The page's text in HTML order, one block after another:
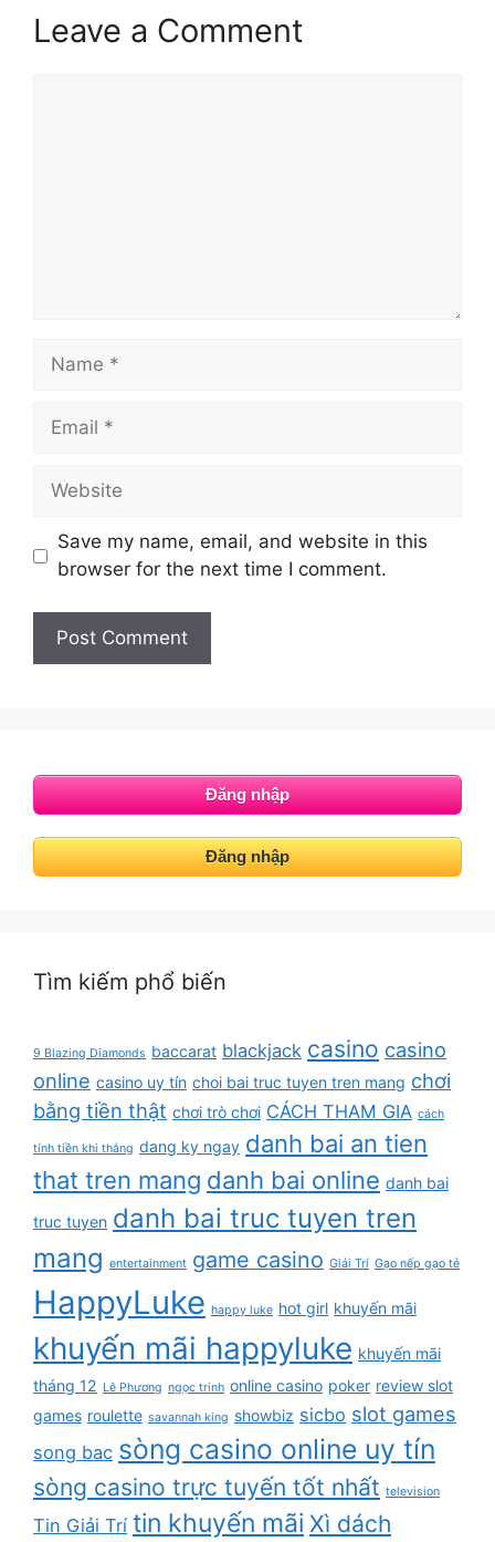
Leave a Comment
Name
Email
Website
Save my name, email, and website in this
browser for the next time I comment.
Đăng nhập
Đăng nhập
Tìm kiếm phổ biến
9 Blazing Diamonds baccarat blackjack casino casino
online casino uy tín choi bai truc tuyen tren mang chơi
bằng tiền thật chơi trò chơi CÁCH THAM GIA cách
tính tiền khi thắng dang ky ngay danh bai an tien
that tren mang danh bai online danh bai
truc tuyen danh bai truc tuyen tren
mang entertainment game casino Giải Trí Gạo nếp gạo tẻ
HappyLuke happy luke hot girl khuyến mãi
khuyến mãi happyluke khuyến mãi
tháng 12 Lê Phương ngọc trinh online casino poker review slot
games roulette savannah king showbiz sicbo slot games
song bac sòng casino online uy tín
sòng casino trực tuyến tốt nhất television
Tin Giải Trí tin khuyến mãi Xì dách